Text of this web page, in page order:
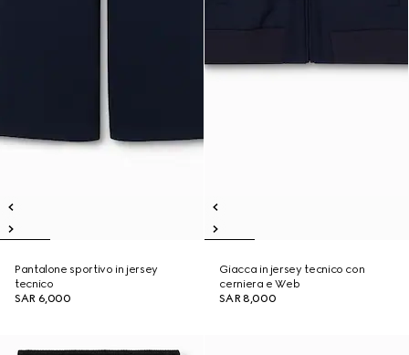
Pantalone sportivo in jersey
tecnico
SAR 6,000
Giacca in jersey tecnico con
cerniera e Web
SAR 8,000